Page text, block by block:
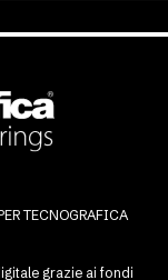
TECNOGRAFICA
grazie ai fondi